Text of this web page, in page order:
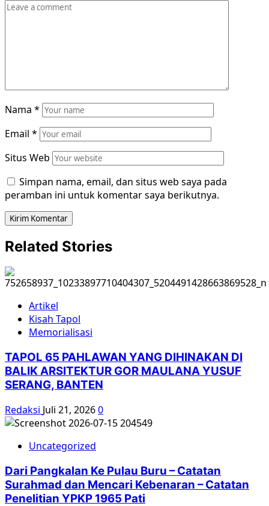
Nama *
Email *
Situs Web
Simpan nama, email, dan situs web saya pada
peramban ini untuk komentar saya berikutnya.
Related Stories
Artikel
Kisah Tapol
Memorialisasi
TAPOL 65 PAHLAWAN YANG DIHINAKAN DI
BALIK ARSITEKTUR GOR MAULANA YUSUF
SERANG, BANTEN
Redaksi Juli 21, 20260
Uncategorized
Dari Pangkalan Ke Pulau Buru – Catatan
Surahmad dan Mencari Kebenaran – Catatan
Penelitian YPKP 1965 Pati